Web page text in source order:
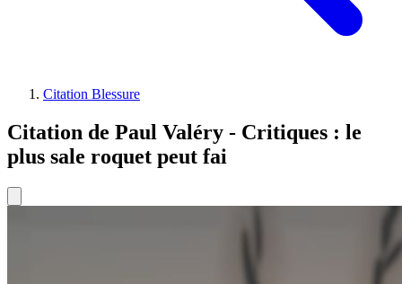
Citation Blessure
Citation de Paul Valéry - Critiques : le
plus sale roquet peut fai